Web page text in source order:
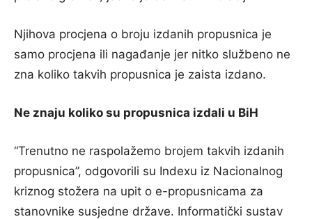
Njihova procjena o broju izdanih propusnica je
samo procjena ili nagađanje jer nitko službeno ne
zna koliko takvih propusnica je zaista izdano.
Ne znaju koliko su propusnica izdali u BiH
“Trenutno ne raspolažemo brojem takvih izdanih
propusnica”, odgovorili su Indexu iz Nacionalnog
kriznog stožera na upit o e-propusnicama za
stanovnike susjedne države. Informatički sustav